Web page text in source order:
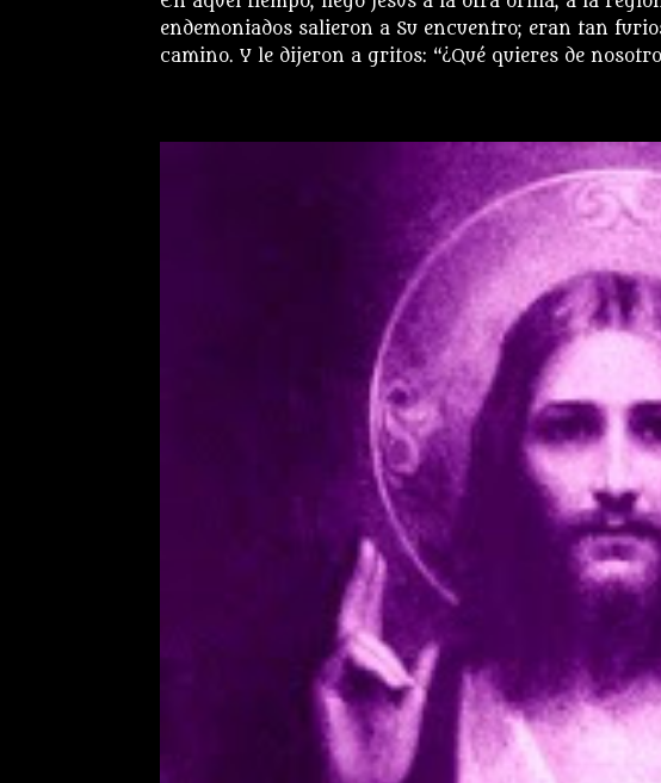
endemoniados salieron a Su encuentro; eran tan
camino. Y le dijeron a gritos: “¿Qué quieres de